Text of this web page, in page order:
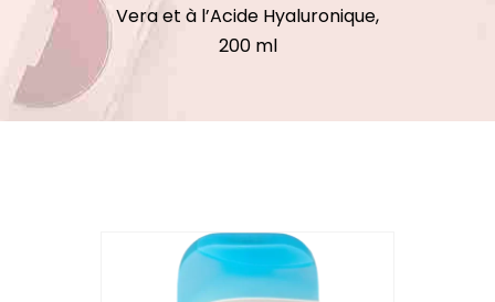
Vera et à l’Acide Hyaluronique,
200 ml